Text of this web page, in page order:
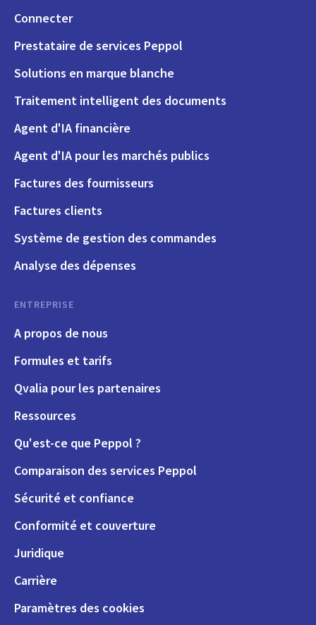
Connecter
Prestataire de services Peppol
Solutions en marque blanche
Traitement intelligent des documents
Agent d'IA financière
Agent d'IA pour les marchés publics
Factures des fournisseurs
Factures clients
Système de gestion des commandes
Analyse des dépenses
ENTREPRISE
A propos de nous
Formules et tarifs
Qvalia pour les partenaires
Ressources
Qu'est-ce que Peppol ?
Comparaison des services Peppol
Sécurité et confiance
Conformité et couverture
Juridique
Carrière
Paramètres des cookies